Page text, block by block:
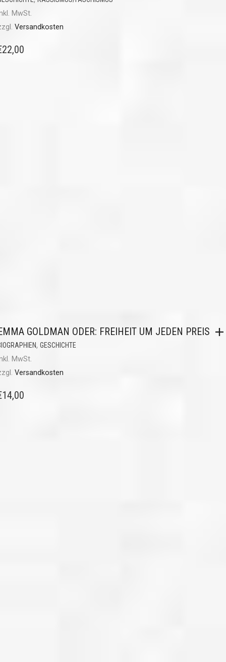
MwSt.
Versandkosten
22,00
GOLDMAN ODER: FREIHEIT UM JEDEN PREIS
, GESCHICHTE
MwSt.
Versandkosten
14,00